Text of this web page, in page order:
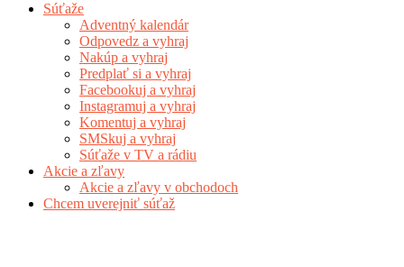
Súťaže
Adventný kalendár
Odpovedz a vyhraj
Nakúp a vyhraj
Predplať si a vyhraj
Facebookuj a vyhraj
Instagramuj a vyhraj
Komentuj a vyhraj
SMSkuj a vyhraj
Súťaže v TV a rádiu
Akcie a zľavy
Akcie a zľavy v obchodoch
Chcem uverejniť súťaž